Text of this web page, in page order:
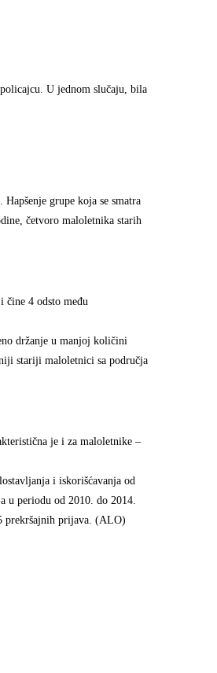
U jednom slučaju, bila
grupe koja se smatra
četvoro maloletnika starih
čine 4 odsto među
držanje u manjoj količini
stariji maloletnici sa područja
je i za maloletnike –
i iskorišćavanja od
u periodu od 2010. do 2014.
prekršajnih prijava. (ALO)